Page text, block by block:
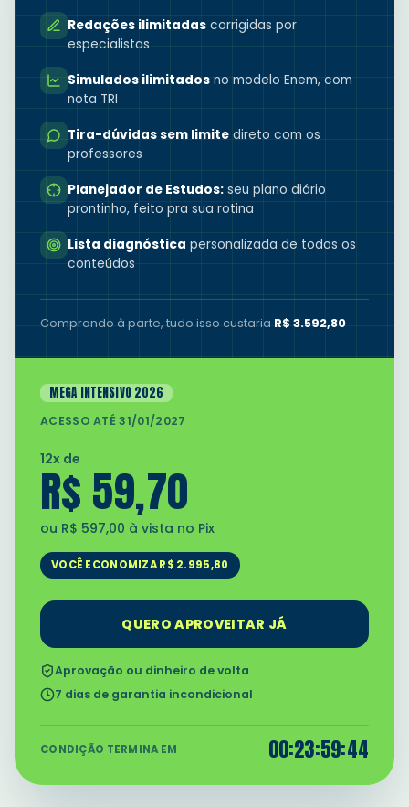
Redações ilimitadas corrigidas por
especialistas
Simulados ilimitados no modelo Enem, com
nota TRI
Tira-dúvidas sem limite direto com os
professores
Planejador de Estudos: seu plano diário
prontinho, feito pra sua rotina
Lista diagnóstica personalizada de todos os
conteúdos
Comprando à parte, tudo isso custaria R$3.592,80
MEGA INTENSIVO 2026
ACESSO ATÉ31/01/2027
12x de
R$ 59,70
ou R$ 597,00 à vista no Pix
VOCÊ ECONOMIZA R$ 2.995,80
QUERO APROVEITAR JÁ
Aprovação ou dinheiro de volta
7 dias de garantia incondicional
CONDIÇÃO TERMINA EM 00:23:59:43